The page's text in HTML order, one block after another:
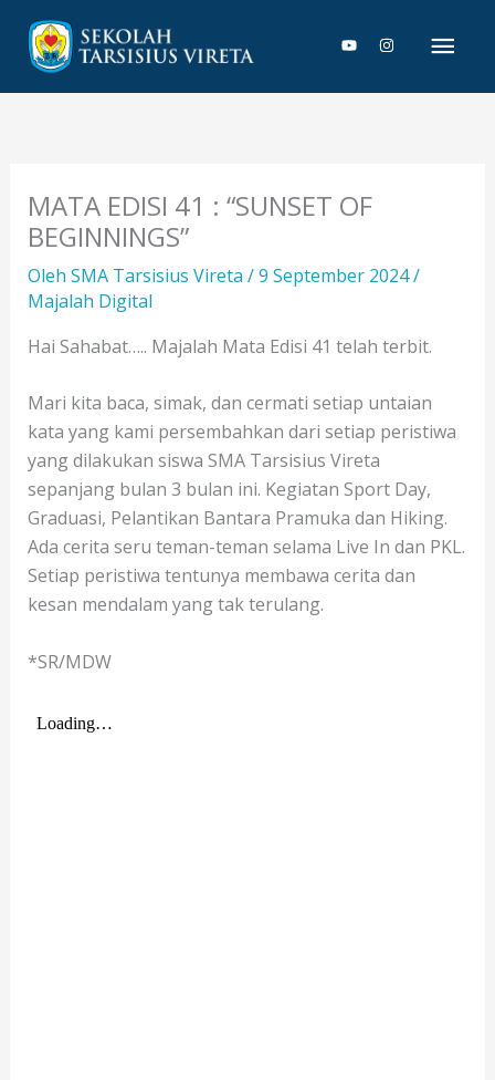
konten
MATA EDISI 41 : “SUNSET OF
BEGINNINGS”
Oleh SMA Tarsisius Vireta /9 September 2024/
Majalah Digital
Hai Sahabat….. Majalah Mata Edisi 41 telah terbit.
Mari kita baca, simak, dan cermati setiap untaian
kata yang kami persembahkan dari setiap peristiwa
yang dilakukan siswa SMA Tarsisius Vireta
sepanjang bulan 3 bulan ini. Kegiatan Sport Day,
Graduasi, Pelantikan Bantara Pramuka dan Hiking.
Ada cerita seru teman-teman selama Live In dan PKL.
Setiap peristiwa tentunya membawa cerita dan
kesan mendalam yang tak terulang.
*SR/MDW